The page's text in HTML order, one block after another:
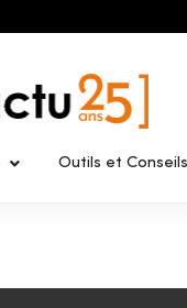
Outils et Conseils